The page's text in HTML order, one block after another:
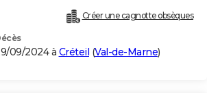
Créer une cagnotte obsèques
09/2024 à Créteil (Val-de-Marne)